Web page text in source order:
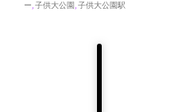
ー,子供大公園 ,子供大公園駅